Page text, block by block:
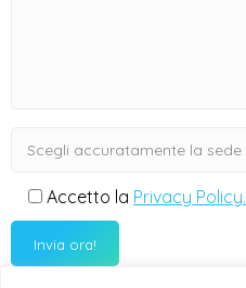
Accetto la Privacy Policy.